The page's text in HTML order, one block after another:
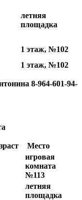
летняя
площадка
1 этаж, №102
1 этаж, №102
8-964-601-94-
Место
игровая
комната
№113
летняя
площадка